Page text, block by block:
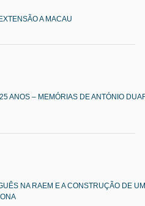
A MACAU
ANOS – MEMÓRIAS DE ANTÓNIO
NA RAEM E A CONSTRUÇÃO DE